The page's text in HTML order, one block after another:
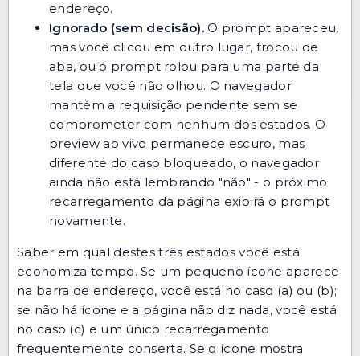
endereço.
Ignorado (sem decisão).O prompt apareceu,
mas você clicou em outro lugar, trocou de
aba, ou o prompt rolou para uma parte da
tela que você não olhou. O navegador
mantém a requisição pendente sem se
comprometer com nenhum dos estados. O
preview ao vivo permanece escuro, mas
diferente do caso bloqueado, o navegador
ainda não está lembrando "não" - o próximo
recarregamento da página exibirá o prompt
novamente.
Saber em qual destes três estados você está
economiza tempo. Se um pequeno ícone aparece
na barra de endereço, você está no caso (a) ou (b);
se não há ícone e a página não diz nada, você está
no caso (c) e um único recarregamento
frequentemente conserta. Se o ícone mostra